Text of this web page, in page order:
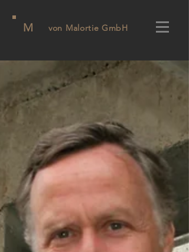
von Malortie GmbH
M